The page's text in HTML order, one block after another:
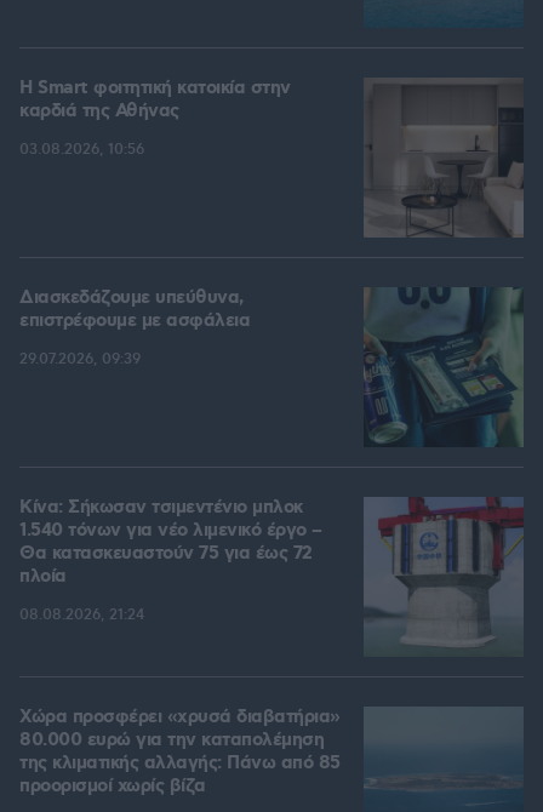
Η Smart φοιτητική κατοικία στην
καρδιά της Αθήνας
03.08.2026, 10:56
Διασκεδάζουμε υπεύθυνα,
επιστρέφουμε με ασφάλεια
29.07.2026, 09:39
Κίνα: Σήκωσαν τσιμεντένιο μπλοκ
1.540 τόνων για νέο λιμενικό έργο –
Θα κατασκευαστούν 75 για έως 72
πλοία
08.08.2026, 21:24
Χώρα προσφέρει «χρυσά διαβατήρια»
80.000 ευρώ για την καταπολέμηση
της κλιματικής αλλαγής: Πάνω από 85
προορισμοί χωρίς βίζα